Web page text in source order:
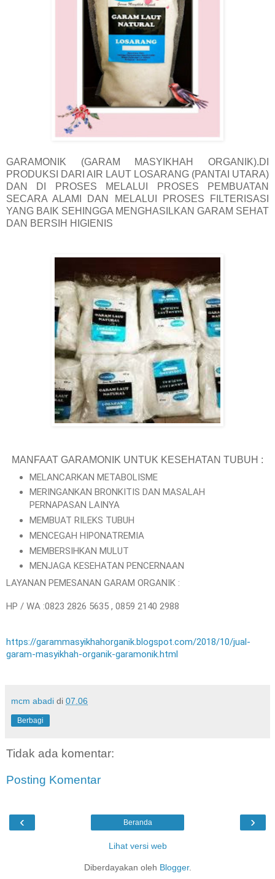
GARAMONIK (GARAM MASYIKHAH ORGANIK).DI
PRODUKSI DARI AIR LAUT LOSARANG (PANTAI UTARA)
DAN DI PROSES MELALUI PROSES PEMBUATAN
SECARA ALAMI DAN MELALUI PROSES FILTERISASI
YANG BAIK SEHINGGA MENGHASILKAN GARAM SEHAT
DAN BERSIH HIGIENIS
MANFAAT GARAMONIK UNTUK KESEHATAN TUBUH :
MELANCARKAN METABOLISME
MERINGANKAN BRONKITIS DAN MASALAH
PERNAPASAN LAINYA
MEMBUAT RILEKS TUBUH
MENCEGAH HIPONATREMIA
MEMBERSIHKAN MULUT
MENJAGA KESEHATAN PENCERNAAN
LAYANAN PEMESANAN GARAM ORGANIK :
HP / WA :0823 2826 5635 , 0859 2140 2988
https://garammasyikhahorganik.blogspot.com/2018/10/jual-
garam-masyikhah-organik-garamonik.html
mcm abadi di 07.06
Berbagi
Tidak ada komentar:
Posting Komentar
‹ ›
Beranda
Lihat versi web
Diberdayakan oleh Blogger.